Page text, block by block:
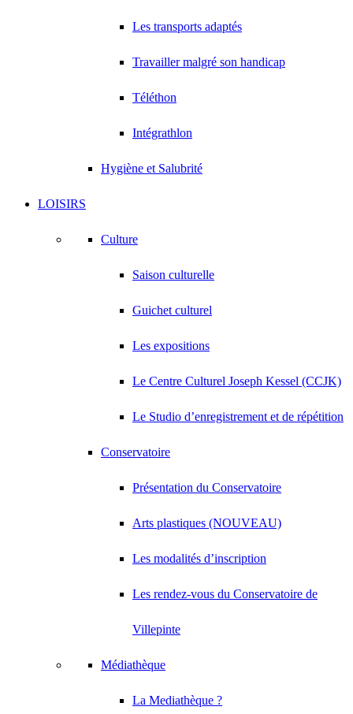
Les transports adaptés
Travailler malgré son handicap
Téléthon
Intégrathlon
Hygiène et Salubrité
LOISIRS
Culture
Saison culturelle
Guichet culturel
Les expositions
Le Centre Culturel Joseph Kessel (CCJK)
Le Studio d’enregistrement et de répétition
Conservatoire
Présentation du Conservatoire
Arts plastiques (NOUVEAU)
Les modalités d’inscription
Les rendez-vous du Conservatoire de
Villepinte
Médiathèque
La Mediathèque ?